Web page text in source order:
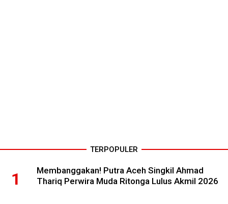
TERPOPULER
Membanggakan! Putra Aceh Singkil Ahmad
Thariq Perwira Muda Ritonga Lulus Akmil 2026